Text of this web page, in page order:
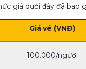
giá dưới đây đã bao
Giá vé (VNĐ)
100.000/người